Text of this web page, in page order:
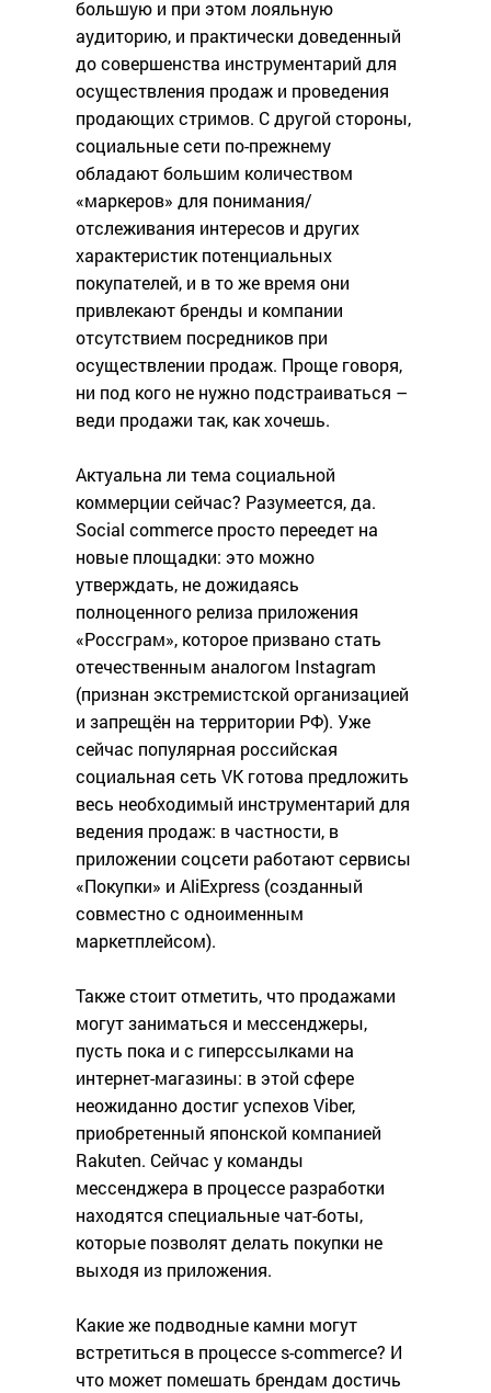
большую и при этом лояльную
аудиторию, и практически доведенный
до совершенства инструментарий для
осуществления продаж и проведения
продающих стримов. С другой стороны,
социальные сети по-прежнему
обладают большим количеством
«маркеров» для понимания/
отслеживания интересов и других
характеристик потенциальных
покупателей, и в то же время они
привлекают бренды и компании
отсутствием посредников при
осуществлении продаж. Проще говоря,
ни под кого не нужно подстраиваться –
веди продажи так, как хочешь.
Актуальна ли тема социальной
коммерции сейчас? Разумеется, да.
Social commerce просто переедет на
новые площадки: это можно
утверждать, не дожидаясь
полноценного релиза приложения
«Россграм», которое призвано стать
отечественным аналогом Instagram
(признан экстремистской организацией
и запрещён на территории РФ). Уже
сейчас популярная российская
социальная сеть VK готова предложить
весь необходимый инструментарий для
ведения продаж: в частности, в
приложении соцсети работают сервисы
«Покупки» и AliExpress (созданный
совместно с одноименным
маркетплейсом).
Также стоит отметить, что продажами
могут заниматься и мессенджеры,
пусть пока и с гиперссылками на
интернет-магазины: в этой сфере
неожиданно достиг успехов Viber,
приобретенный японской компанией
Rakuten. Сейчас у команды
мессенджера в процессе разработки
находятся специальные чат-боты,
которые позволят делать покупки не
выходя из приложения.
Какие же подводные камни могут
встретиться в процессе s-commerce? И
что может помешать брендам достичь